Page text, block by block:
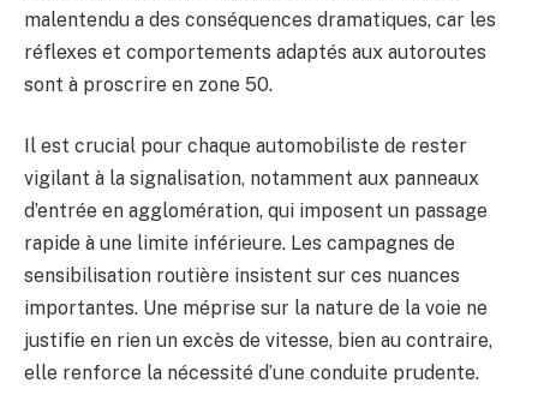
malentendu a des conséquences dramatiques, car les
réflexes et comportements adaptés aux autoroutes
sont à proscrire en zone 50.
Il est crucial pour chaque automobiliste de rester
vigilant à la signalisation, notamment aux panneaux
d’entrée en agglomération, qui imposent un passage
rapide à une limite inférieure. Les campagnes de
sensibilisation routière insistent sur ces nuances
importantes. Une méprise sur la nature de la voie ne
justifie en rien un excès de vitesse, bien au contraire,
elle renforce la nécessité d’une conduite prudente.